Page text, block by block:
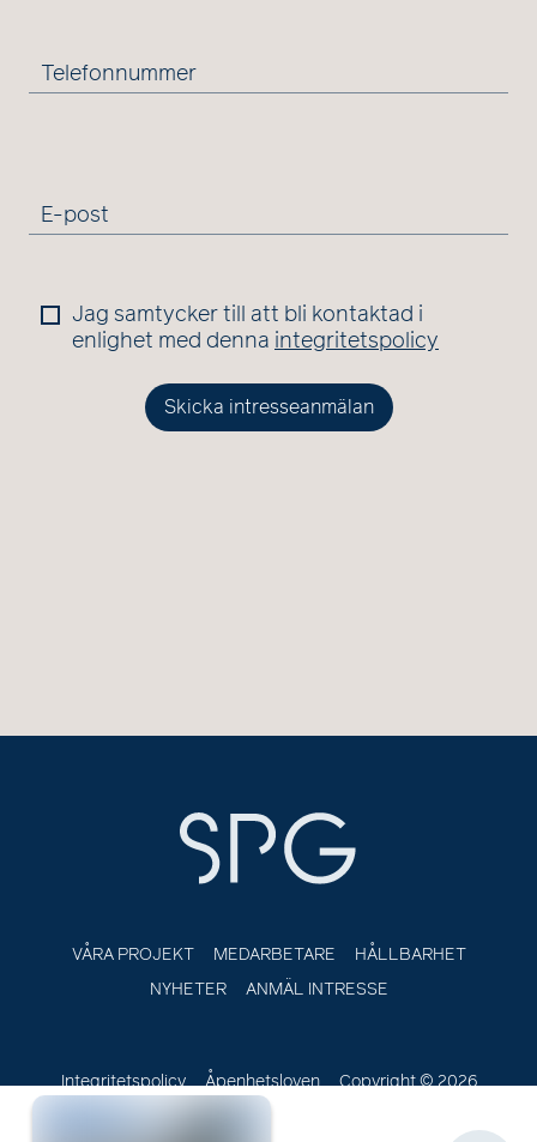
Telefonnummer
E-post
Jag samtycker till att bli kontaktad i
enlighet med denna integritetspolicy
Skicka intresseanmälan
VÅRA PROJEKT MEDARBETARE
HÅLLBARHET
NYHETER
ANMÄL INTRESSE
Integritetspolicy Åpenhetsloven Copyright © 2026